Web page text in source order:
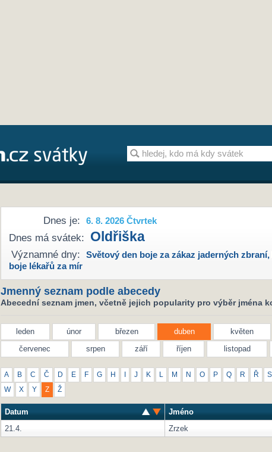
Dnes je: 6. 8. 2026 Čtvrtek
Dnes má svátek: Oldřiška
Významné dny: Světový den boje za zákaz jaderných zbraní,
boje lékařů za mír
Jmenný seznam podle abecedy
Abecední seznam jmen, včetně jejich popularity pro výběr jména
leden únor březen duben květen
červenec
srpen září říjen listopad
A B C Č D E F G H J K M N O P Q R Ř S
W X Y Z Ž
Datum
Jméno
21.4.
Zrzek